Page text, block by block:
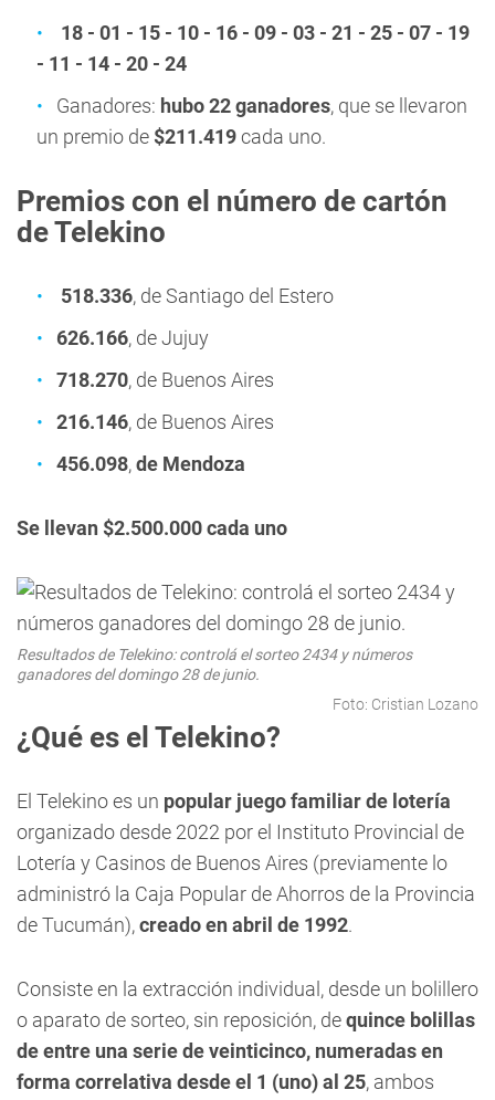
18 - 01 - 15 - 10 - 16 - 09 - 03 - 21 - 25 - 07 - 19
- 11 - 14 - 20 - 24
Ganadores: hubo 22 ganadores, que se llevaron
un premio de $211.419cada uno.
Premios con el número de cartón
de Telekino
518.336, de Santiago del Estero
626.166, de Jujuy
718.270, de Buenos Aires
216.146, de Buenos Aires
456.098,de Mendoza
Se llevan $2.500.000 cada uno
Resultados de Telekino: controlá el sorteo 2434 y números
ganadores del domingo 28 de junio.
Foto: Cristian Lozano
¿Qué es el Telekino?
El Telekino es un popular juego familiar de lotería
organizado desde 2022 por el Instituto Provincial de
Lotería y Casinos de Buenos Aires (previamente lo
administró la Caja Popular de Ahorros de la Provincia
de Tucumán),creado en abril de 1992.
Consiste en la extracción individual, desde un bolillero
o aparato de sorteo, sin reposición, dequince bolillas
de entre una serie de veinticinco, numeradas en
forma correlativa desde el 1 (uno) al 25, ambos